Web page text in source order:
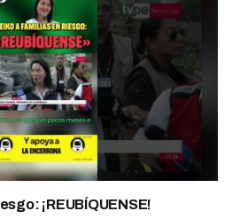
¡REUBÍQUENSE!